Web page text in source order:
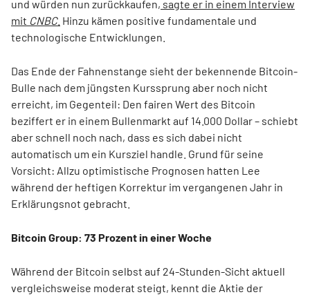
und würden nun zurückkaufen, sagte er in einem Interview
mit CNBC. Hinzu kämen positive fundamentale und
technologische Entwicklungen.
Das Ende der Fahnenstange sieht der bekennende Bitcoin-
Bulle nach dem jüngsten Kurssprung aber noch nicht
erreicht, im Gegenteil: Den fairen Wert des Bitcoin
beziffert er in einem Bullenmarkt auf 14.000 Dollar – schiebt
aber schnell noch nach, dass es sich dabei nicht
automatisch um ein Kursziel handle. Grund für seine
Vorsicht: Allzu optimistische Prognosen hatten Lee
während der heftigen Korrektur im vergangenen Jahr in
Erklärungsnot gebracht.
Bitcoin Group: 73 Prozent in einer Woche
Während der Bitcoin selbst auf 24-Stunden-Sicht aktuell
vergleichsweise moderat steigt, kennt die Aktie der